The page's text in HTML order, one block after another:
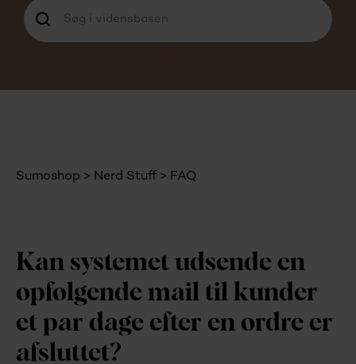
Sumoshop Nerd Stuff FAQ
Kan systemet udsende en
opfølgende mail til kunder
et par dage efter en ordre er
afsluttet?